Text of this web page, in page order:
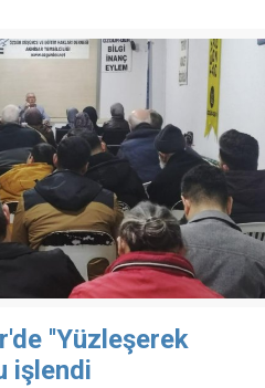
''Yüzleşerek
işlendi